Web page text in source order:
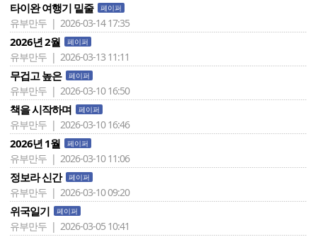
타이완 여행기 밑줄 페이퍼
유부만두 | 2026-03-14 17:35
2026년 2월 페이퍼
유부만두 | 2026-03-13 11:11
무겁고 높은 페이퍼
유부만두 | 2026-03-10 16:50
책을 시작하며 페이퍼
유부만두 | 2026-03-10 16:46
2026년 1월 페이퍼
유부만두 | 2026-03-10 11:06
정보라 신간 페이퍼
유부만두 | 2026-03-10 09:20
위국일기 페이퍼
유부만두 | 2026-03-05 10:41